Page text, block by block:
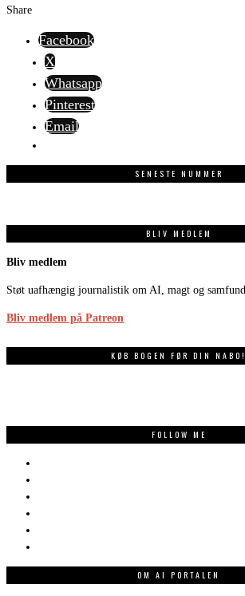
Share
Facebook
X
Whatsapp
Pinterest
Email
SENESTE NUMMER
BLIV MEDLEM
Bliv medlem
Støt uafhængig journalistik om AI, magt og samfund.
Bliv medlem på Patreon
KØB BOGEN FØR DIN NABO!
FOLLOW ME
OM AI PORTALEN